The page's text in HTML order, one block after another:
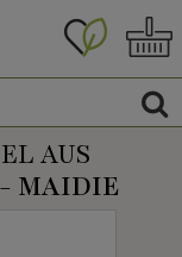
AUS
MAIDIE